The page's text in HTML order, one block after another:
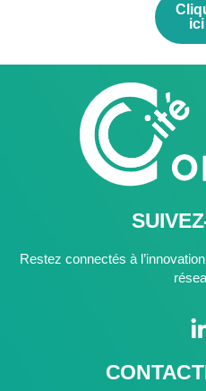
ici
Restez connectés à